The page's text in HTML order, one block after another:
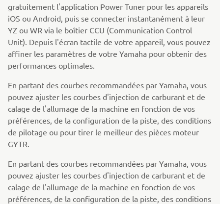
gratuitement l'application Power Tuner pour les appareils
iOS ou Android, puis se connecter instantanément à leur
YZ ou WR via le boîtier CCU (Communication Control
Unit). Depuis l'écran tactile de votre appareil, vous pouvez
affiner les paramètres de votre Yamaha pour obtenir des
performances optimales.
En partant des courbes recommandées par Yamaha, vous
pouvez ajuster les courbes d'injection de carburant et de
calage de l'allumage de la machine en fonction de vos
préférences, de la configuration de la piste, des conditions
de pilotage ou pour tirer le meilleur des pièces moteur
GYTR.
En partant des courbes recommandées par Yamaha, vous
pouvez ajuster les courbes d'injection de carburant et de
calage de l'allumage de la machine en fonction de vos
préférences, de la configuration de la piste, des conditions